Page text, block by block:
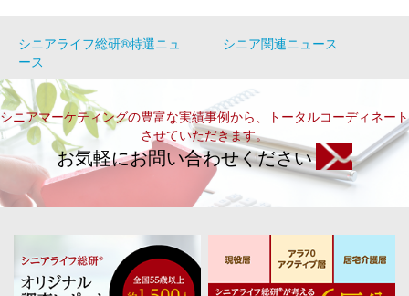
シニアライフ総研®特選ニュ
ース
シニア関連ニュース
シニアマーケティングの豊富な実績事例から、トータルコーディネート
させていただきます。
お気軽にお問い合わせください